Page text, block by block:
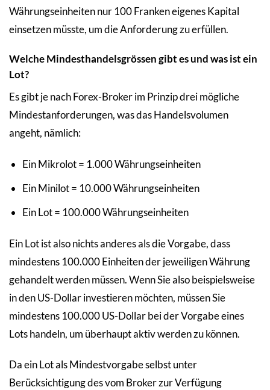
Währungseinheiten nur 100 Franken eigenes Kapital
einsetzen müsste, um die Anforderung zu erfüllen.
Welche Mindesthandelsgrössen gibt es und was ist ein
Lot?
Es gibt je nach Forex-Broker im Prinzip drei mögliche
Mindestanforderungen, was das Handelsvolumen
angeht, nämlich:
Ein Mikrolot = 1.000 Währungseinheiten
Ein Minilot = 10.000 Währungseinheiten
Ein Lot = 100.000 Währungseinheiten
Ein Lot ist also nichts anderes als die Vorgabe, dass
mindestens 100.000 Einheiten der jeweiligen Währung
gehandelt werden müssen. Wenn Sie also beispielsweise
in den US-Dollar investieren möchten, müssen Sie
mindestens 100.000 US-Dollar bei der Vorgabe eines
Lots handeln, um überhaupt aktiv werden zu können.
Da ein Lot als Mindestvorgabe selbst unter
Berücksichtigung des vom Broker zur Verfügung